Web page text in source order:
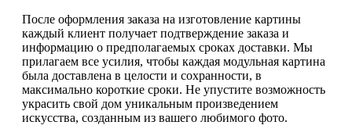
После оформления заказа на изготовление картины
каждый клиент получает подтверждение заказа и
информацию о предполагаемых сроках доставки. Мы
прилагаем все усилия, чтобы каждая модульная картина
была доставлена в целости и сохранности, в
максимально короткие сроки. Не упустите возможность
украсить свой дом уникальным произведением
искусства, созданным из вашего любимого фото.